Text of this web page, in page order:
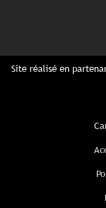
Site réalisé en